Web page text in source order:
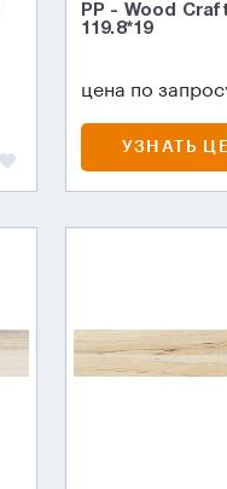
PP - Wood
119.8*19
цена по
УЗНАТЬ